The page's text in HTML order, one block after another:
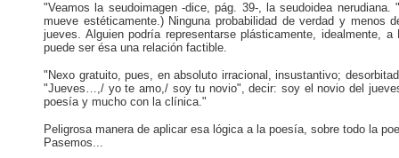
"Veamos la seudoimagen -dice, pág. 39-, la seudoidea
mueve estéticamente.) Ninguna probabilidad de verdad y
jueves. Alguien podría representarse plásticamente, idealmente,
puede ser ésa una relación factible.
"Nexo gratuito, pues, en absoluto irracional, insustantivo;
"Jueves…,/ yo te amo,/ soy tu novio", decir: soy el novio del
poesía y mucho con la clínica."
Peligrosa manera de aplicar esa lógica a la poesía, sobre todo la
Pasemos...